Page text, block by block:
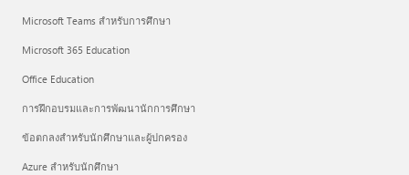
Microsoft Teams สำหรับการศึกษา
Microsoft 365 Education
Office Education
การฝึกอบรมและการพัฒนานักการศึกษา
ข้อตกลงสำหรับนักศึกษาและผู้ปกครอง
Azure สำหรับนักศึกษา